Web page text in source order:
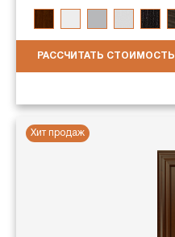
РАССЧИТАТЬ СТОИМОСТЬ
Хит продаж